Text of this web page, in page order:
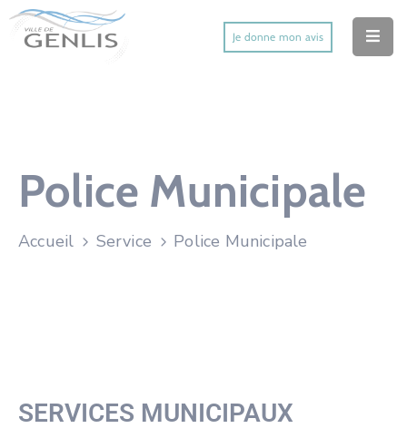
Je donne mon avis
Mes Services Utiles
Mes Activités
Police Municipale
Accueil Service Police Municipale
SERVICES MUNICIPAUX